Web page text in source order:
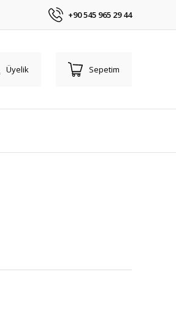
+90 545 965 29 44
Üyelik Sepetim